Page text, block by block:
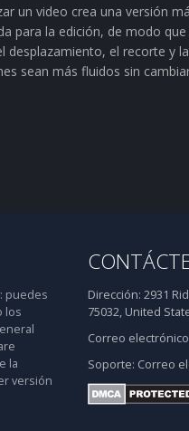
un video crea una versión
para la edición, de modo que
desplazamiento, el recorte y
sean más fluidos sin
puedes
los
la
versión
Dirección: 2931
75032, United
Correo
Soporte: Correo